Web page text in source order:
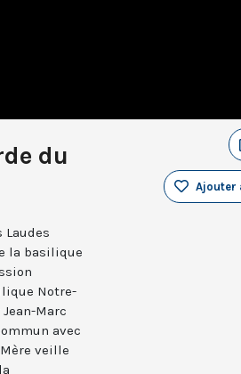
du
Ajouter
Laudes
la basilique
Notre-
Marc
avec
veille